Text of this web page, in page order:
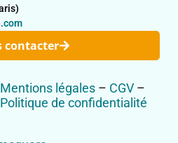
contacter
Mentions légales – CGV –
Politique de confidentialité